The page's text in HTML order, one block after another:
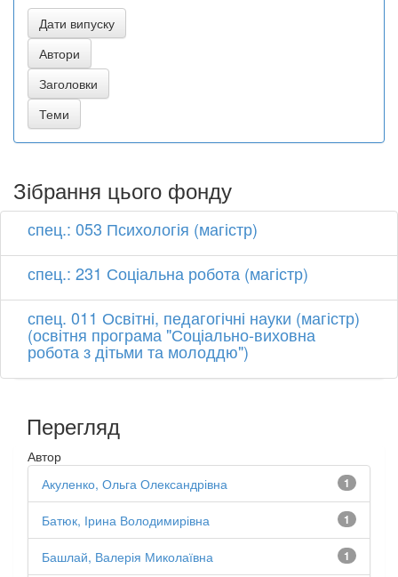
Зібрання цього фонду
спец.: 053 Психологія (магістр)
спец.: 231 Соціальна робота (магістр)
спец. 011 Освітні, педагогічні науки (магістр)
(освітня програма "Соціально-виховна
робота з дітьми та молоддю")
Перегляд
Автор
1
Акуленко, Ольга Олександрівна
1
Батюк, Ірина Володимирівна
1
Башлай, Валерія Миколаївна